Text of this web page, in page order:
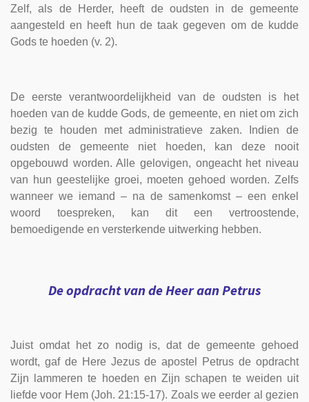
Zelf, als de Herder, heeft de oudsten in de gemeente
aangesteld en heeft hun de taak gegeven om de kudde
Gods te hoeden (v. 2).
De eerste verantwoordelijkheid van de oudsten is het
hoeden van de kudde Gods, de gemeente, en niet om zich
bezig te houden met administratieve zaken. Indien de
oudsten de gemeente niet hoeden, kan deze nooit
opgebouwd worden. Alle gelovigen, ongeacht het niveau
van hun geestelijke groei, moeten gehoed worden. Zelfs
wanneer we iemand – na de samenkomst – een enkel
woord toespreken, kan dit een vertroostende,
bemoedigende en versterkende uitwerking hebben.
De opdracht van de Heer aan Petrus
Juist omdat het zo nodig is, dat de gemeente gehoed
wordt, gaf de Here Jezus de apostel Petrus de opdracht
Zijn lammeren te hoeden en Zijn schapen te weiden uit
liefde voor Hem (Joh. 21:15-17). Zoals we eerder al gezien